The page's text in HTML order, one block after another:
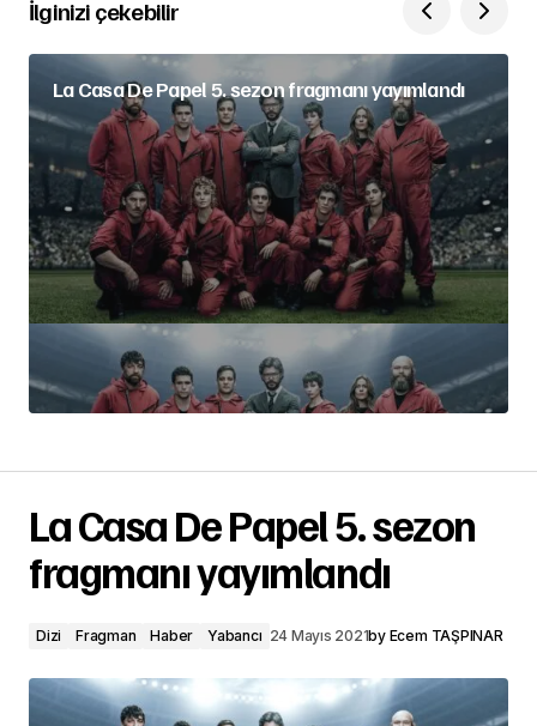
İlginizi çekebilir
La Casa De Papel 5. sezon fragmanı yayımlandı
La Casa De Papel 5. sezon
fragmanı yayımlandı
Dizi Fragman Haber Yabancı 24 Mayıs 2021by Ecem TAŞPINAR